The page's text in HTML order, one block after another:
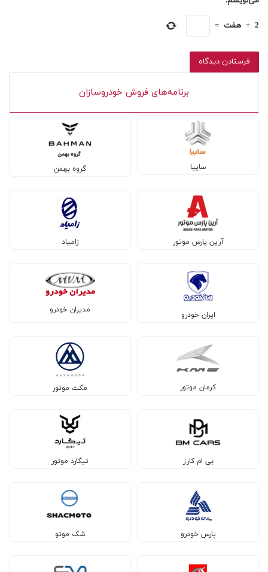
2
+ هفت =
برنامه‌های فروش خودروسازان
سایپا گروه بهمن
آرین پارس موتور زامیاد
ایران خودرو
مدیران خودرو
کرمان موتور مکث موتور
بی ام کارز تیگارد موتور
پارس خودرو شک موتو